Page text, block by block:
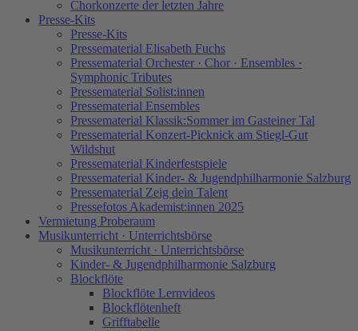
Chorkonzerte der letzten Jahre
Presse-Kits
Presse-Kits
Pressematerial Elisabeth Fuchs
Pressematerial Orchester · Chor · Ensembles ·
Symphonic Tributes
Pressematerial Solist:innen
Pressematerial Ensembles
Pressematerial Klassik:Sommer im Gasteiner Tal
Pressematerial Konzert-Picknick am Stiegl-Gut
Wildshut
Pressematerial Kinderfestspiele
Pressematerial Kinder- & Jugendphilharmonie Salzburg
Pressematerial Zeig dein Talent
Pressefotos Akademist:innen 2025
Vermietung Proberaum
Musikunterricht · Unterrichtsbörse
Musikunterricht · Unterrichtsbörse
Kinder- & Jugendphilharmonie Salzburg
Blockflöte
Blockflöte Lernvideos
Blockflötenheft
Grifftabelle